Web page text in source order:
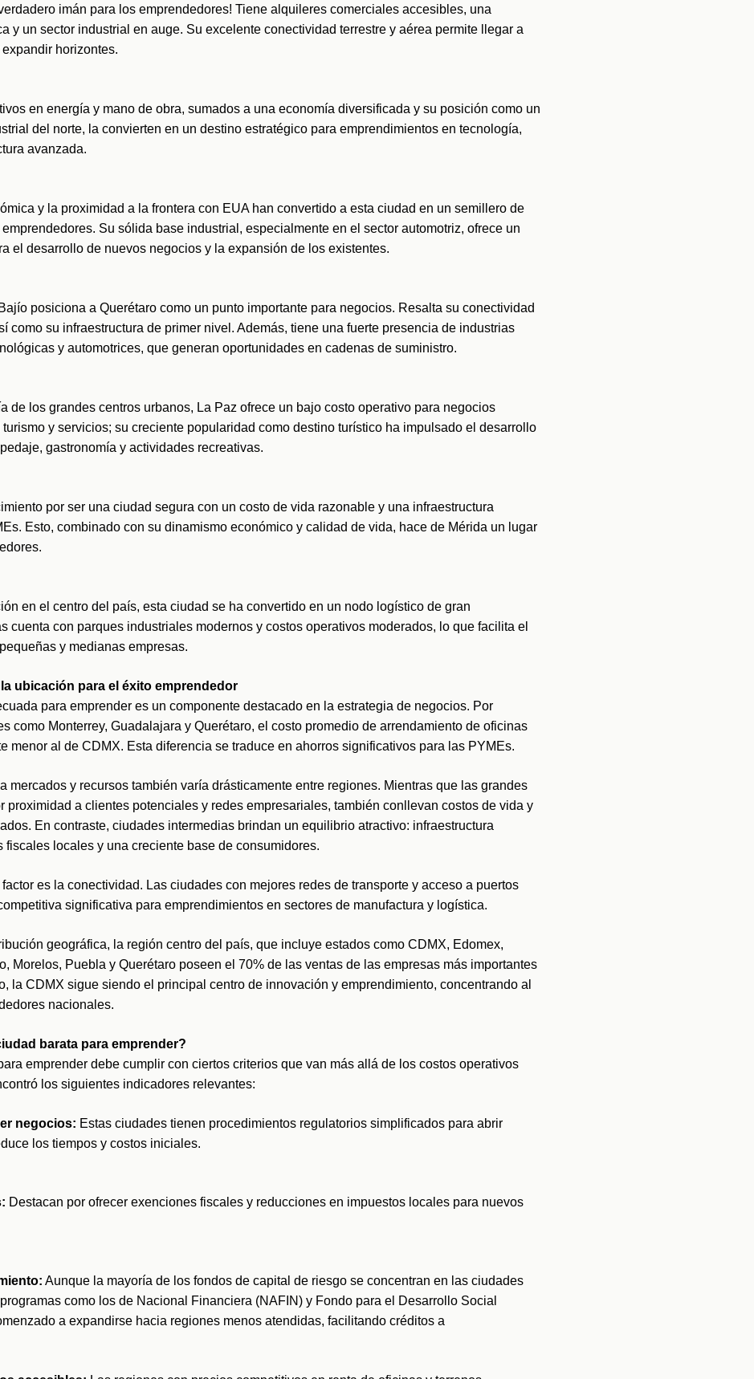
imán para los emprendedores! Tiene alquileres comerciales accesibles, una
y un sector industrial en auge. Su excelente conectividad terrestre y aérea permite llegar a
horizontes.
en energía y mano de obra, sumados a una economía diversificada y su posición como un
del norte, la convierten en un destino estratégico para emprendimientos en tecnología,
avanzada.
y la proximidad a la frontera con EUA han convertido a esta ciudad en un semillero de
Su sólida base industrial, especialmente en el sector automotriz, ofrece un
el desarrollo de nuevos negocios y la expansión de los existentes.
posiciona a Querétaro como un punto importante para negocios. Resalta su conectividad
como su infraestructura de primer nivel. Además, tiene una fuerte presencia de industrias
y automotrices, que generan oportunidades en cadenas de suministro.
de los grandes centros urbanos, La Paz ofrece un bajo costo operativo para negocios
y servicios; su creciente popularidad como destino turístico ha impulsado el desarrollo
gastronomía y actividades recreativas.
por ser una ciudad segura con un costo de vida razonable y una infraestructura
Esto, combinado con su dinamismo económico y calidad de vida, hace de Mérida un lugar
en el centro del país, esta ciudad se ha convertido en un nodo logístico de gran
cuenta con parques industriales modernos y costos operativos moderados, lo que facilita el
y medianas empresas.
ubicación para el éxito emprendedor
para emprender es un componente destacado en la estrategia de negocios. Por
como Monterrey, Guadalajara y Querétaro, el costo promedio de arrendamiento de oficinas
menor al de CDMX. Esta diferencia se traduce en ahorros significativos para las PYMEs.
mercados y recursos también varía drásticamente entre regiones. Mientras que las grandes
proximidad a clientes potenciales y redes empresariales, también conllevan costos de vida y
En contraste, ciudades intermedias brindan un equilibrio atractivo: infraestructura
fiscales locales y una creciente base de consumidores.
es la conectividad. Las ciudades con mejores redes de transporte y acceso a puertos
significativa para emprendimientos en sectores de manufactura y logística.
geográfica, la región centro del país, que incluye estados como CDMX, Edomex,
Morelos, Puebla y Querétaro poseen el 70% de las ventas de las empresas más importantes
la CDMX sigue siendo el principal centro de innovación y emprendimiento, concentrando al
nacionales.
barata para emprender?
emprender debe cumplir con ciertos criterios que van más allá de los costos operativos
los siguientes indicadores relevantes:
negocios: Estas ciudades tienen procedimientos regulatorios simplificados para abrir
los tiempos y costos iniciales.
Destacan por ofrecer exenciones fiscales y reducciones en impuestos locales para nuevos
Aunque la mayoría de los fondos de capital de riesgo se concentran en las ciudades
como los de Nacional Financiera (NAFIN) y Fondo para el Desarrollo Social
a expandirse hacia regiones menos atendidas, facilitando créditos a